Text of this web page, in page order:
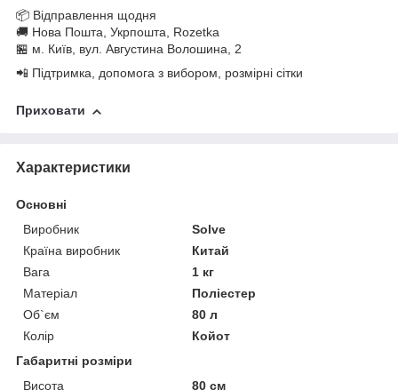
📦 Відправлення щодня
🚚 Нова Пошта, Укрпошта, Rozetka
🏪 м. Київ, вул. Августина Волошина, 2
📲 Підтримка, допомога з вибором, розмірні сітки
Приховати
Характеристики
Основні
Виробник
Solve
Країна виробник
Китай
Вага
1 кг
Матеріал
Поліестер
Об`єм
80 л
Колір
Койот
Габаритні розміри
Висота
80 см